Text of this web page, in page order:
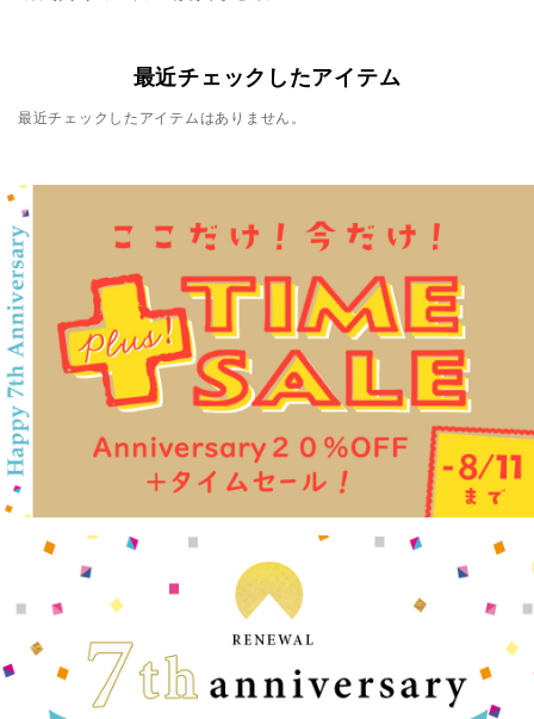
最近チェックしたアイテム
最近チェックしたアイテムはありません。